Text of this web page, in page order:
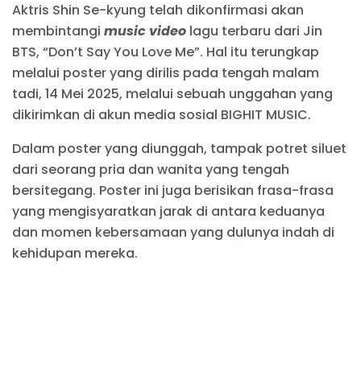
Aktris Shin Se-kyung telah dikonfirmasi akan
membintangi music video lagu terbaru dari Jin
BTS, “Don’t Say You Love Me”. Hal itu terungkap
melalui poster yang dirilis pada tengah malam
tadi, 14 Mei 2025, melalui sebuah unggahan yang
dikirimkan di akun media sosial BIGHIT MUSIC.
Dalam poster yang diunggah, tampak potret siluet
dari seorang pria dan wanita yang tengah
bersitegang. Poster ini juga berisikan frasa-frasa
yang mengisyaratkan jarak di antara keduanya
dan momen kebersamaan yang dulunya indah di
kehidupan mereka.